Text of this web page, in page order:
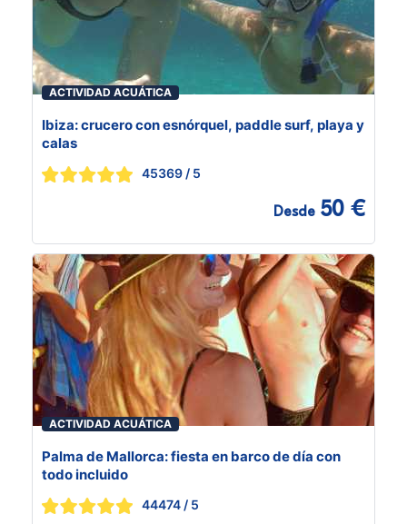
ACTIVIDAD ACUÁTICA
Ibiza: crucero con esnórquel, paddle surf, playa y
calas
45369 / 5
Desde 50 €
ACTIVIDAD ACUÁTICA
Palma de Mallorca: fiesta en barco de día con
todo incluido
44474 / 5